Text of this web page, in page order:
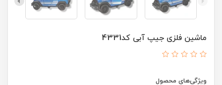
ماشین فلزی جیپ آبی کد4331
ویژگی‌های محصول